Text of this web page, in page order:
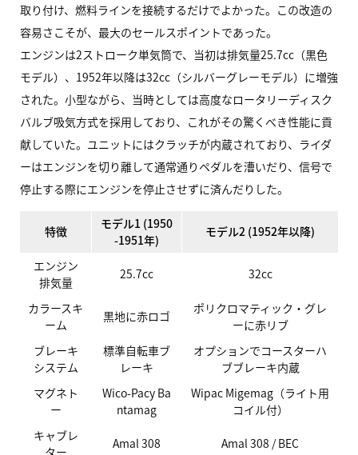
取り付け、燃料ラインを接続するだけでよかった。この改造の
容易さこそが、最大のセールスポイントであった。
エンジンは2ストローク単気筒で、当初は排気量25.7cc（黒色
モデル）、1952年以降は32cc（シルバーグレーモデル）に増強
された。小型ながら、当時としては高度なロータリーディスク
バルブ吸気方式を採用しており、これがその驚くべき性能に貢
献していた。ユニットにはクラッチが内蔵されており、ライダ
ーはエンジンを切り離して通常通りペダルを漕いだり、信号で
停止する際にエンジンを停止させずに済んだりした。
特徴
モデル1 (1950
-1951年)
モデル2 (1952年以降)
エンジン
排気量
25.7cc 32cc
カラースキ
ーム
黒地に赤ロゴ
ポリクロマティック・グレ
ーに赤リブ
ブレーキ
システム
標準自転車ブ
レーキ
オプションでコースターハ
ブブレーキ内蔵
マグネト
ー
Wico-Pacy Ba
ntamag
Wipac Migemag（ライト用
コイル付）
キャブレ
ター
Amal 308 Amal 308 /BEC